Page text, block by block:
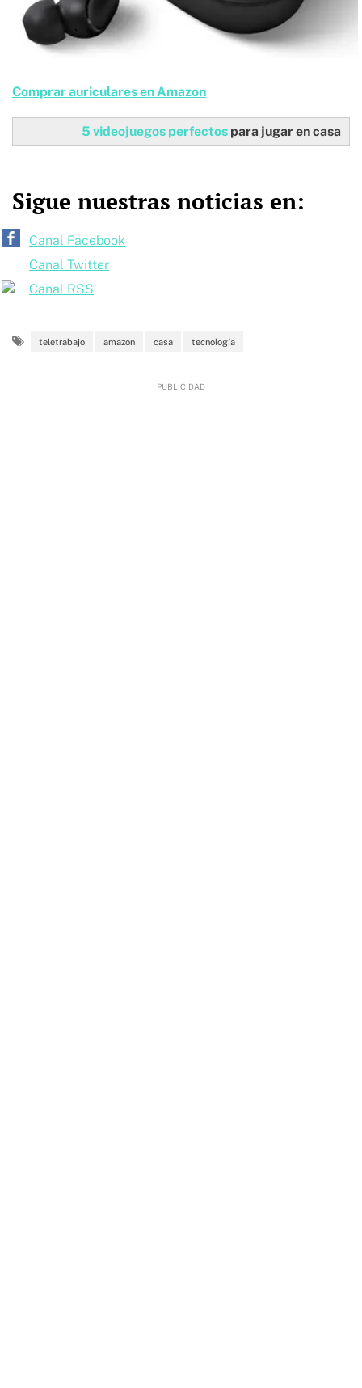
Comprar auriculares en Amazon
5 videojuegos perfectos para jugar en casa
Sigue nuestras noticias en:
Canal Facebook
Canal Twitter
Canal RSS
teletrabajo amazon casa tecnología